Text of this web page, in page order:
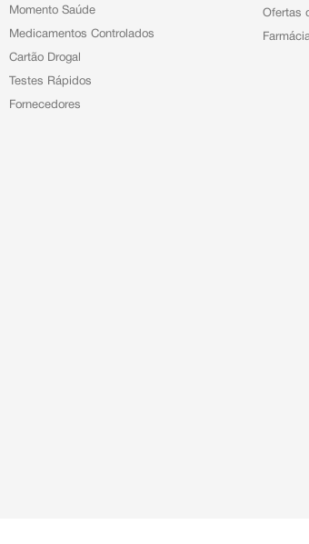
Momento Saúde
Medicamentos Controlados
Cartão Drogal
Testes Rápidos
Fornecedores
Ofertas